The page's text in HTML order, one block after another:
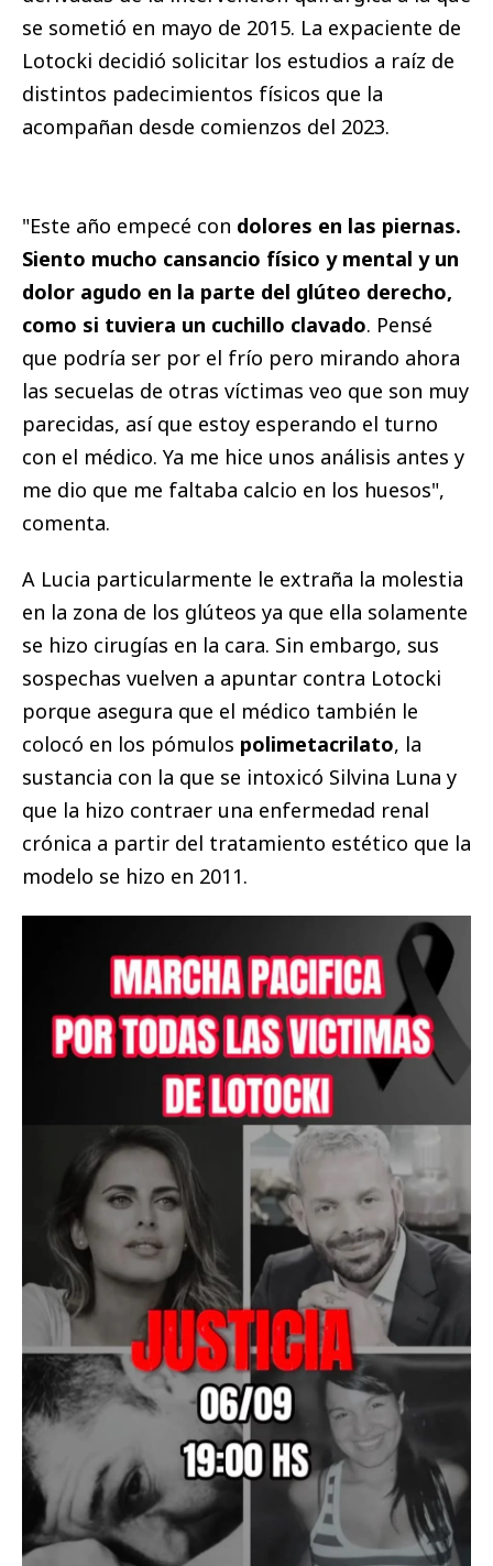
se sometió en mayo de 2015. La expaciente de
Lotocki decidió solicitar los estudios a raíz de
distintos padecimientos físicos que la
acompañan desde comienzos del 2023.
"Este año empecé con dolores en las piernas.
Siento mucho cansancio físico y mental y un
dolor agudo en la parte del glúteo derecho,
como si tuviera un cuchillo clavado. Pensé
que podría ser por el frío pero mirando ahora
las secuelas de otras víctimas veo que son muy
parecidas, así que estoy esperando el turno
con el médico. Ya me hice unos análisis antes y
me dio que me faltaba calcio en los huesos",
comenta.
A Lucia particularmente le extraña la molestia
en la zona de los glúteos ya que ella solamente
se hizo cirugías en la cara. Sin embargo, sus
sospechas vuelven a apuntar contra Lotocki
porque asegura que el médico también le
colocó en los pómulos polimetacrilato, la
sustancia con la que se intoxicó Silvina Luna y
que la hizo contraer una enfermedad renal
crónica a partir del tratamiento estético que la
modelo se hizo en 2011.